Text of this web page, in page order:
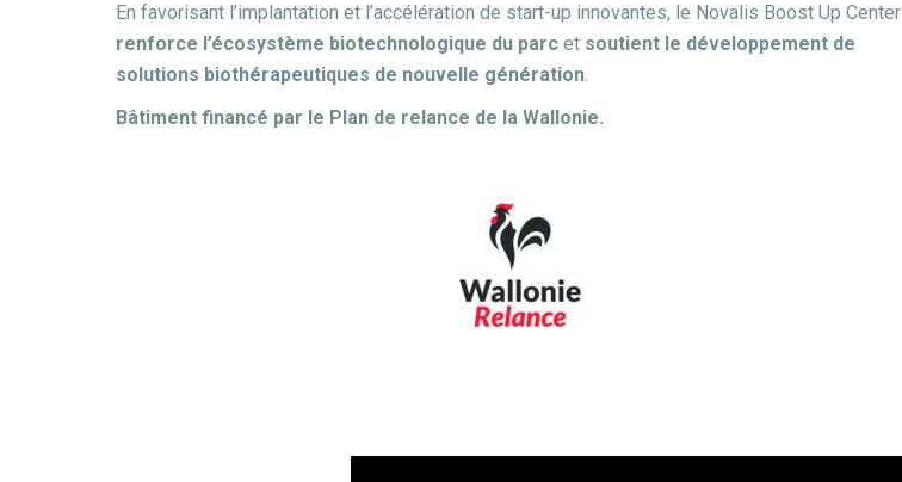
En favorisant l’implantation et l’accélération de start-up innovantes, le Novalis Boost Up Center
renforce l’écosystème biotechnologique du parc et soutient le développement de
solutions biothérapeutiques de nouvelle génération.
Bâtiment financé par le Plan de relance de la Wallonie.